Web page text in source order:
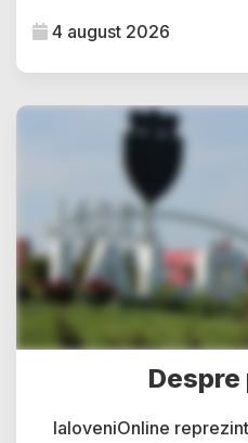
4 august 2026
IaloveniOnline